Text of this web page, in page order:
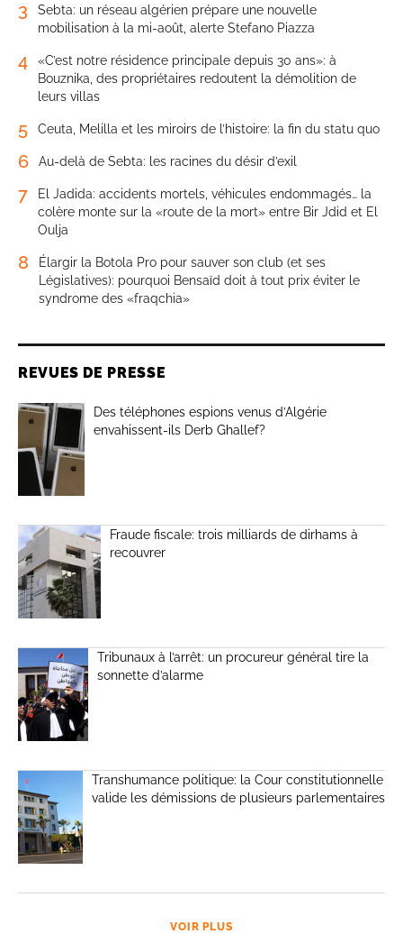
3
Sebta: un réseau algérien prépare une nouvelle
mobilisation à la mi-août, alerte Stefano Piazza
4
«C’est notre résidence principale depuis 30 ans»: à
Bouznika, des propriétaires redoutent la démolition de
leurs villas
5 Ceuta, Melilla et les miroirs de l’histoire: la fin du statu quo
6 Au-delà de Sebta: les racines du désir d’exil
7
El Jadida: accidents mortels, véhicules endommagés… la
colère monte sur la «route de la mort» entre Bir Jdid et El
Oulja
8
Élargir la Botola Pro pour sauver son club (et ses
Législatives): pourquoi Bensaïd doit à tout prix éviter le
syndrome des «fraqchia»
REVUES DE PRESSE
Des téléphones espions venus d’Algérie
envahissent-ils Derb Ghallef?
Fraude fiscale: trois milliards de dirhams à
recouvrer
Tribunaux à l’arrêt: un procureur général tire la
sonnette d’alarme
Transhumance politique: la Cour constitutionnelle
valide les démissions de plusieurs parlementaires
VOIR PLUS